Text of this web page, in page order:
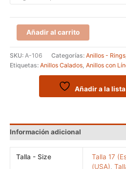
de
la
serie
TRAZUAK
Añadir al carrito
SKU: A-106 Categorías: Anillos - Rings
Etiquetas: Anillos Calados Anillos con
Añadir a la
Información adicional
Talla - Size
Talla 17
(USA) ,